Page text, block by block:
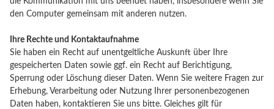
den Computer gemeinsam mit anderen nutzen.
Ihre Rechte und Kontaktaufnahme
Sie haben ein Recht auf unentgeltliche Auskunft über Ihre
gespeicherten Daten sowie ggf. ein Recht auf Berichtigung,
Sperrung oder Löschung dieser Daten. Wenn Sie weitere Fragen zur
Erhebung, Verarbeitung oder Nutzung Ihrer personenbezogenen
Daten haben, kontaktieren Sie uns bitte. Gleiches gilt für